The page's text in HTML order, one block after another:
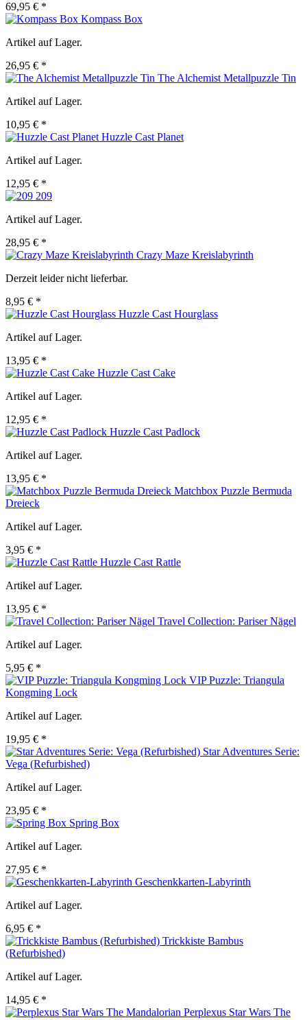
69,95 € *
Kompass Box
Artikel auf Lager.
26,95 € *
The Alchemist Metallpuzzle Tin
Artikel auf Lager.
10,95 € *
Huzzle Cast Planet
Artikel auf Lager.
12,95 € *
209
Artikel auf Lager.
28,95 € *
Crazy Maze Kreislabyrinth
Derzeit leider nicht lieferbar.
8,95 € *
Huzzle Cast Hourglass
Artikel auf Lager.
13,95 € *
Huzzle Cast Cake
Artikel auf Lager.
12,95 € *
Huzzle Cast Padlock
Artikel auf Lager.
13,95 € *
Matchbox Puzzle Bermuda
Dreieck
Artikel auf Lager.
3,95 € *
Huzzle Cast Rattle
Artikel auf Lager.
13,95 € *
Travel Collection: Pariser Nägel
Artikel auf Lager.
5,95 € *
VIP Puzzle: Triangula
Kongming Lock
Artikel auf Lager.
19,95 € *
Star Adventures Serie:
Vega (Refurbished)
Artikel auf Lager.
23,95 € *
Spring Box
Artikel auf Lager.
27,95 € *
Geschenkkarten-Labyrinth
Artikel auf Lager.
6,95 € *
Trickkiste Bambus
(Refurbished)
Artikel auf Lager.
14,95 € *
Perplexus Star Wars The